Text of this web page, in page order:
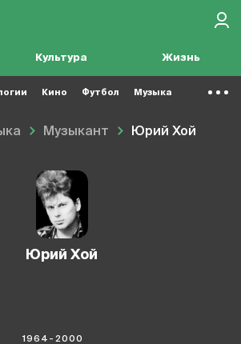
Культура Жизнь
Кино Футбол Музыка
Музыкант Юрий Хой
Юрий Хой
1964-2000